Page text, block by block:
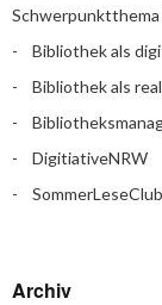
Schwerpunktthema
Bibliothek als
Bibliothek als
DigitiativeNRW
SommerLeseClub
Archiv